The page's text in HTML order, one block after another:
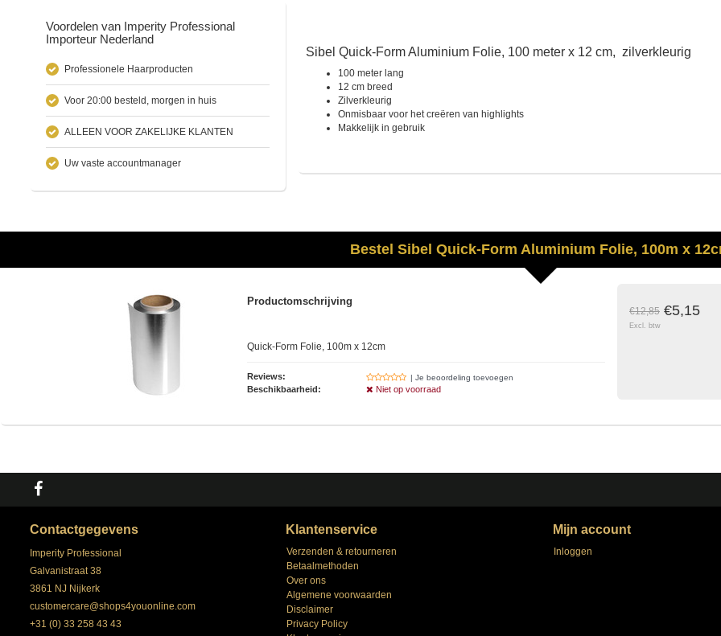
Voordelen van Imperity Professional
Importeur Nederland
Professionele Haarproducten
Voor 20:00 besteld, morgen in huis
ALLEEN VOOR ZAKELIJKE KLANTEN
Uw vaste accountmanager
Sibel Quick-Form Aluminium Folie, 100 meter x 12 cm, zilverkleurig
100 meter lang
12 cm breed
Zilverkleurig
Onmisbaar voor het creëren van highlights
Makkelijk in gebruik
Bestel Sibel Quick-Form Aluminium Folie, 100m x
Productomschrijving
Quick-Form Folie, 100m x 12cm
Reviews: | Je beoordeling toevoegen
Beschikbaarheid: Niet op voorraad
€12,85 €5,15
Excl. btw
Contactgegevens
Imperity Professional
Galvanistraat 38
3861 NJ Nijkerk
customercare@shops4youonline.com
+31 (0) 33 258 43 43
Klantenservice
Verzenden & retourneren
Betaalmethoden
Over ons
Algemene voorwaarden
Disclaimer
Privacy Policy
Mijn account
Inloggen